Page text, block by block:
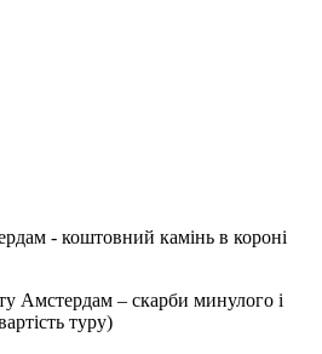
- коштовний камінь в короні
Амстердам – скарби минулого і
туру)